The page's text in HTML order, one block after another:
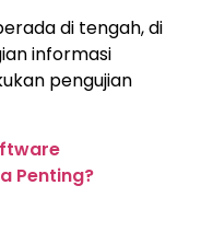
di tengah, di
informasi
pengujian
Penting?